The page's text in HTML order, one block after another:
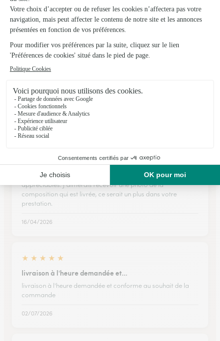
Royville
★ ★ ★ ★ ★
J'ai aimé le choix des bouquets
J'ai aimé le choix des bouquets. La commande, la livraison ce
06/04/2026
★ ★ ★ ★
commande
Le respect de chaque étape et le fait d'être prévenu sont très
appréciables. J'aimerais recevoir une photo de la
composition qui est livrée, ce serait un plus dans votre
prestation.
16/04/2026
★ ★ ★ ★ ★
livraison à l'heure demandée et…
livraison à l'heure demandée et conforme au souhait de la
commande
02/07/2026